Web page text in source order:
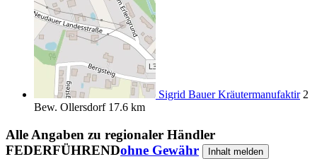
Sigrid Bauer Kräutermanufaktir 2
Bew. Ollersdorf 17.6 km
Alle Angaben zu regionaler Händler
FEDERFÜHRENDohne Gewähr Inhalt melden